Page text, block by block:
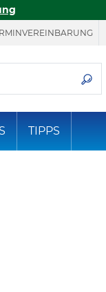
Sie suchen
TIPPS